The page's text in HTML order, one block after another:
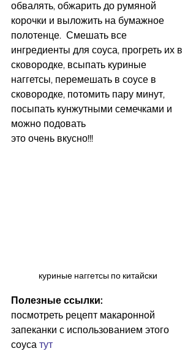
обвалять, обжарить до румяной
корочки и выложить на бумажное
полотенце.  Смешать все
ингредиенты для соуса, прогреть их в
сковородке, всыпать куриные
наггетсы, перемешать в соусе в
сковородке, потомить пару минут,
посыпать кунжутными семечками и
можно подовать
это очень вкусно!!!
куриные наггетсы по китайски
Полезные ссылки:
посмотреть рецепт макаронной
запеканки с использованием этого
соуса тут